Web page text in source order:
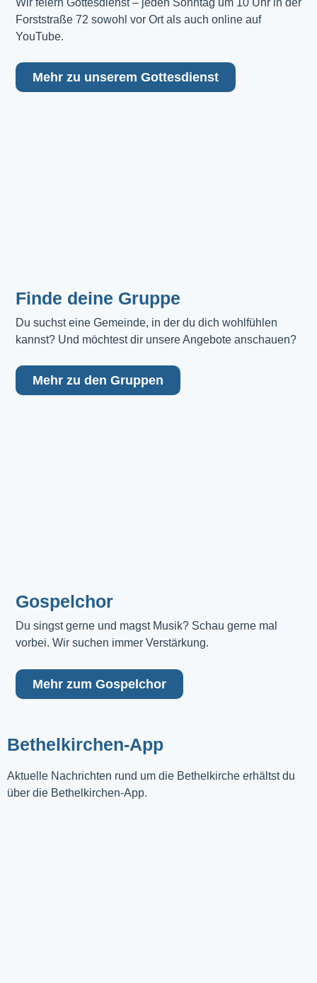
Forststraße 72 sowohl vor Ort als auch online auf
YouTube.
Mehr zu unserem Gottesdienst
Finde deine Gruppe
Du suchst eine Gemeinde, in der du dich wohlfühlen
kannst? Und möchtest dir unsere Angebote anschauen?
Mehr zu den Gruppen
Gospelchor
Du singst gerne und magst Musik? Schau gerne mal
vorbei. Wir suchen immer Verstärkung.
Mehr zum Gospelchor
Bethelkirchen-App
Aktuelle Nachrichten rund um die Bethelkirche erhältst du
über die Bethelkirchen-App.